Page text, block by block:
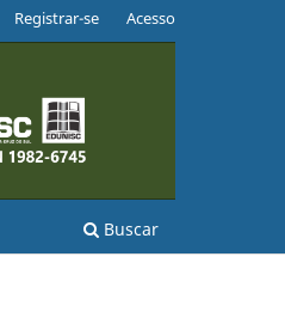
Buscar
Registrar-se Acesso